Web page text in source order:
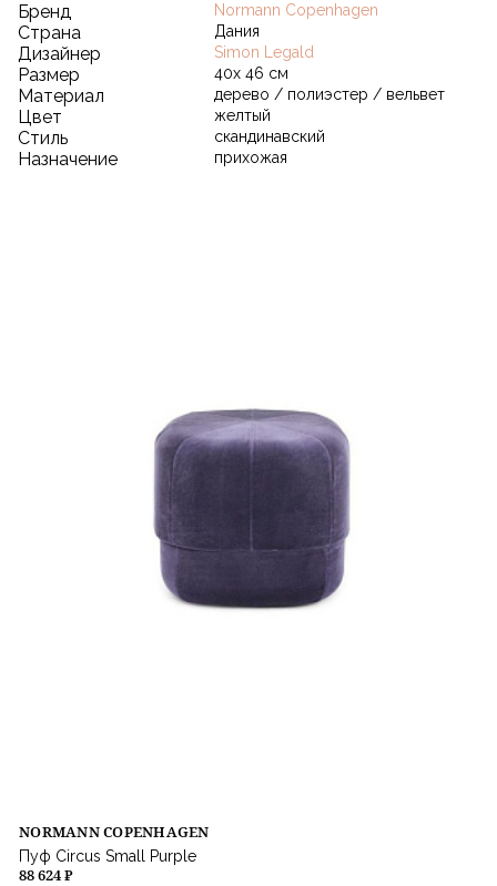
Бренд Normann Copenhagen
Страна Дания
Дизайнер Simon Legald
Размер 40х 46 см
Материал дерево / полиэстер / вельвет
Цвет желтый
Стиль скандинавский
Назначение прихожая
NORMANN COPENHAGEN
Пуф Circus Small Purple
88 624 ₽